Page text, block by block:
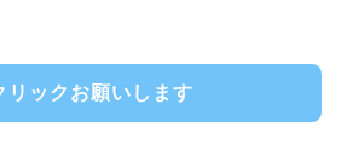
リックお願いします